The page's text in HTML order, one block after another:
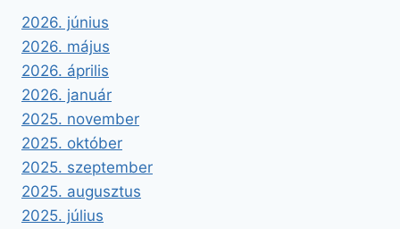
2026. június
2026. május
2026. április
2026. január
2025. november
2025. október
2025. szeptember
2025. augusztus
2025. július